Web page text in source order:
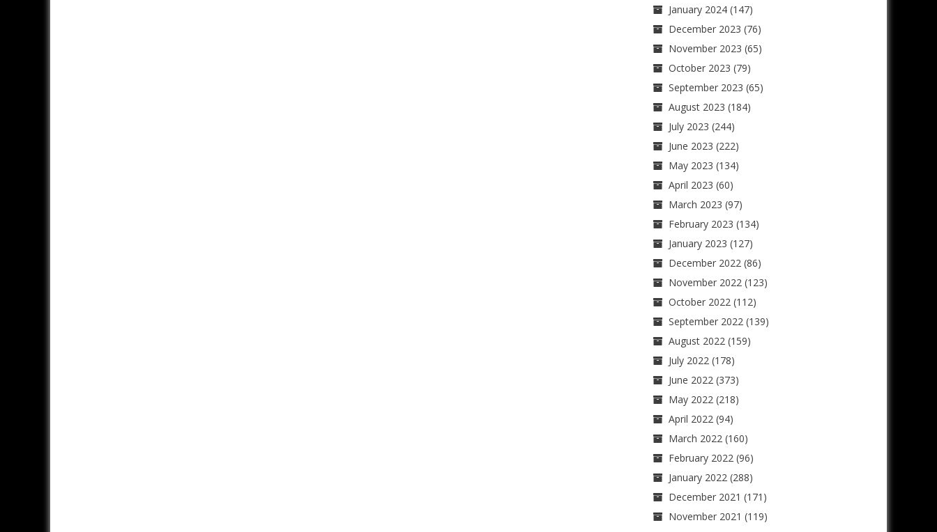
January 2024(147)
December 2023 (76)
November 2023 (65)
October 2023 (79)
September 2023 (65)
August 2023 (184)
July 2023 (244)
June 2023 (222)
May 2023 (134)
April 2023 (60)
March 2023 (97)
February 2023 (134)
January 2023 (127)
December 2022(86)
November 2022(123)
October 2022(112)
September 2022(139)
August 2022(159)
July 2022(178)
June 2022(373)
May 2022(218)
April 2022(94)
March 2022(160)
February 2022(96)
January 2022(288)
December 2021 (171)
November 2021 (119)